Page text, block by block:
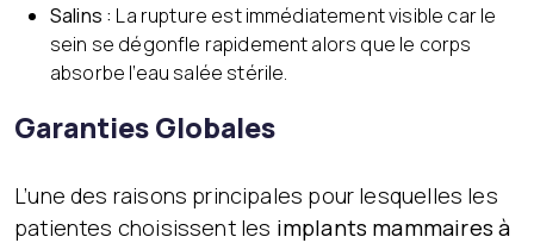
Salins : La rupture est immédiatement visible car le
sein se dégonfle rapidement alors que le corps
absorbe l’eau salée stérile.
Garanties Globales
L’une des raisons principales pour lesquelles les
patientes choisissent les implants mammaires à